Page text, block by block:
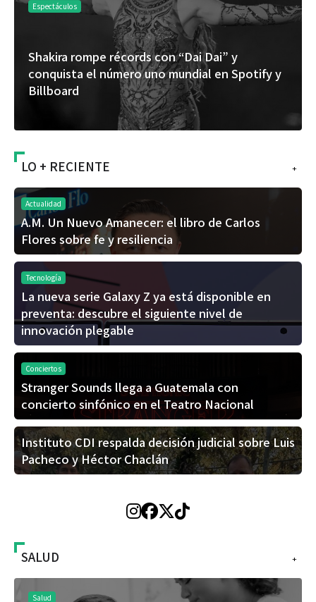
Espectáculos
Shakira rompe récords con “Dai Dai” y
conquista el número uno mundial en Spotify y
Billboard
+
LO + RECIENTE
Actualidad
A.M. Un Nuevo Amanecer: el libro de Carlos
Flores sobre fe y resiliencia
Tecnología
La nueva serie Galaxy Z ya está disponible en
preventa: descubre el siguiente nivel de
innovación plegable
Conciertos
Stranger Sounds llega a Guatemala con
concierto sinfónico en el Teatro Nacional
Instituto CDI respalda decisión judicial sobre Luis
Pacheco y Héctor Chaclán
+
SALUD
Salud